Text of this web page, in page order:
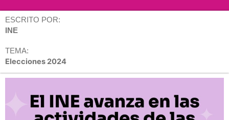
ESCRITO POR:
INE
TEMA:
Elecciones 2024